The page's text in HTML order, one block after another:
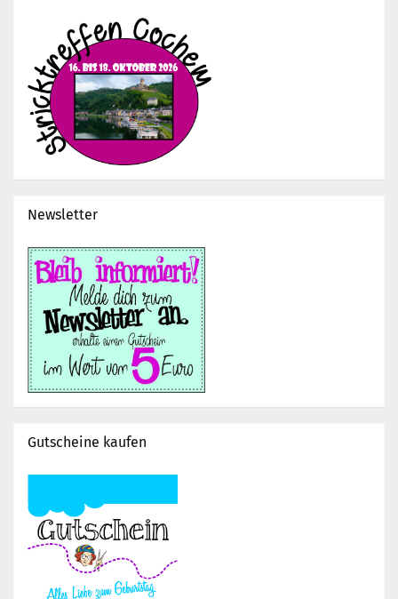
Newsletter
Gutscheine kaufen